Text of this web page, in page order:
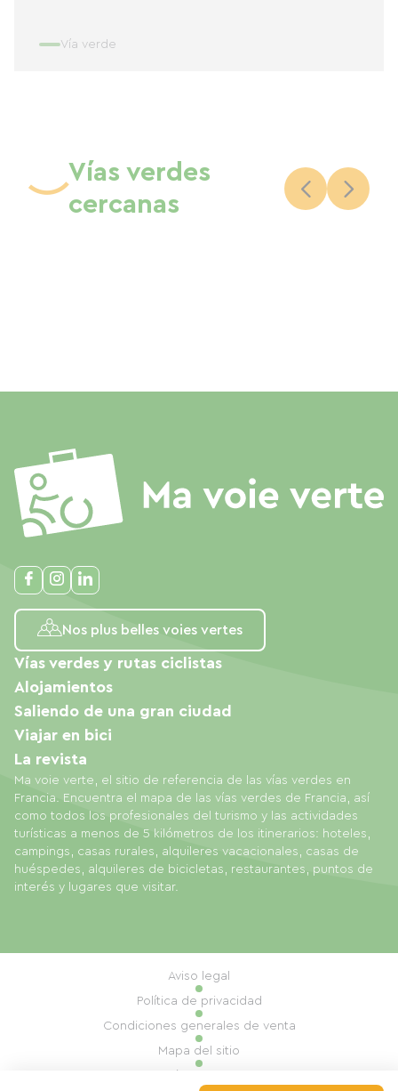
Vía verde
Vías verdes
cercanas
Nos plus belles voies vertes
Ma voie verte, el sitio de referencia de las vías verdes en
Francia. Encuentra el mapa de las vías verdes de Francia, así
como todos los profesionales del turismo y las actividades
turísticas a menos de 5 kilómetros de los itinerarios: hoteles,
campings, casas rurales, alquileres vacacionales, casas de
huéspedes, alquileres de bicicletas, restaurantes, puntos de
interés y lugares que visitar.
Vías verdes y rutas ciclistas
Alojamientos
Saliendo de una gran ciudad
Viajar en bici
La revista
Aviso legal
Política de privacidad
Condiciones generales de venta
Mapa del sitio